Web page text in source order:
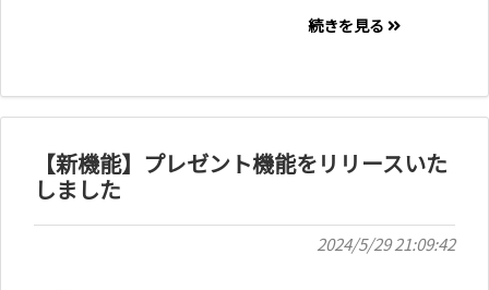
続きを見る
【新機能】プレゼント機能をリリースいた
しました
2024/5/29 21:09:42